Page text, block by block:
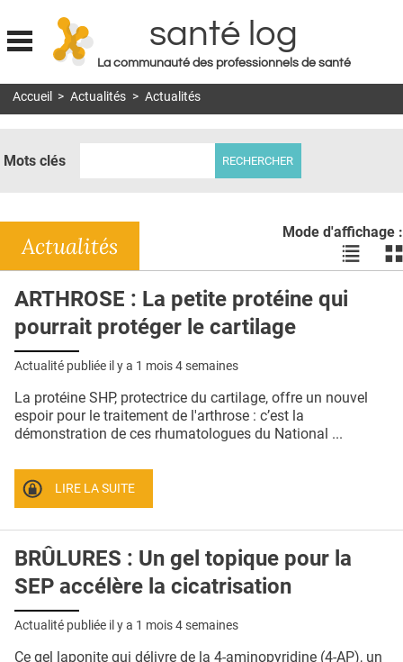
Jump to navigation
santé log
La communauté des professionnels de santé
MON COMPTE
DOSSIERS
RÉSEAUX
E-REVUE SAD
THÉMA
QUI SOMMES-NOUS ?
CONDITIONS GÉNÉRALES
CRÉDITS
Accueil > Actualités > Actualités
Mots clés
Mode d'affichage :
Voir
les
en
les
Actualités
ARTHROSE : La petite protéine qui
pourrait protéger le cartilage
Actualité publiée il y a 1 mois 4 semaines
La protéine SHP, protectrice du cartilage, offre un nouvel
espoir pour le traitement de l'arthrose : c’est la
démonstration de ces rhumatologues du National ...
LIRE LA SUITE
BRÛLURES : Un gel topique pour la
SEP accélère la cicatrisation
Actualité publiée il y a 1 mois 4 semaines
Ce gel laponite qui délivre de la 4-aminopyridine (4-AP), un